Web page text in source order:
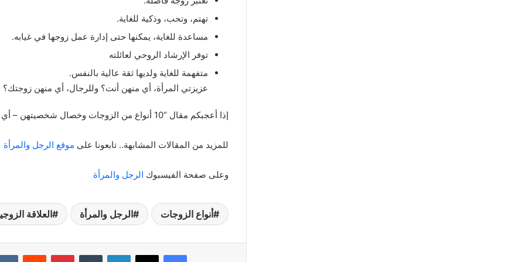
تهتم، وتحب، وذكية للغاية.
مساعدة للغاية، يمكنها حتى إدارة عمل زوجها في غيابه.
توفر الإرشاد الروحي لعائلته
متفهمة للغاية ولديها ثقة عالية بالنفس.
عزيزتي المرأة، أي منهن أنت؟ وللرجال، أي منهن زوجتك؟
إذا أعجبكم مقال “10 أنواع من الزوجات وخصال شخصيتهن – أي منهن زوجتك؟” لا تترددوا في نشره.
للمزيد من المقالات المشابهة.. تابعونا على موقع الرجل والمرأة
وعلى صفحة الفيسبوك الرجل والمرأة
أنواع الزوجات الرجل والمرأة العلاقة
فيسبوك X لينكدإن بينتيريست